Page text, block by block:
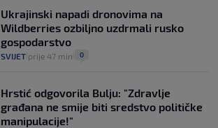
Ukrajinski napadi dronovima na
Wildberries ozbiljno uzdrmali rusko
gospodarstvo
SVIJET prije 47 min 0
Hrstić odgovorila Bulju: "Zdravlje
građana ne smije biti sredstvo političke
manipulacije!"